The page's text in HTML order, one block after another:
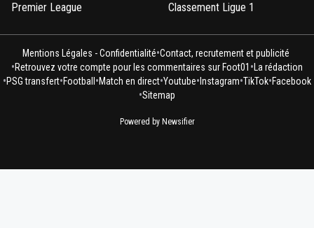
Premier League
Classement Ligue 1
Mentions Légales - Confidentialité•Contact, recrutement et publicité
•Retrouvez votre compte pour les commentaires sur Foot01 • La rédaction
•PSG transfert•Football •Match en direct•Youtube• Instagram•TikTok•Facebook
•Sitemap
Powered by Newsifier